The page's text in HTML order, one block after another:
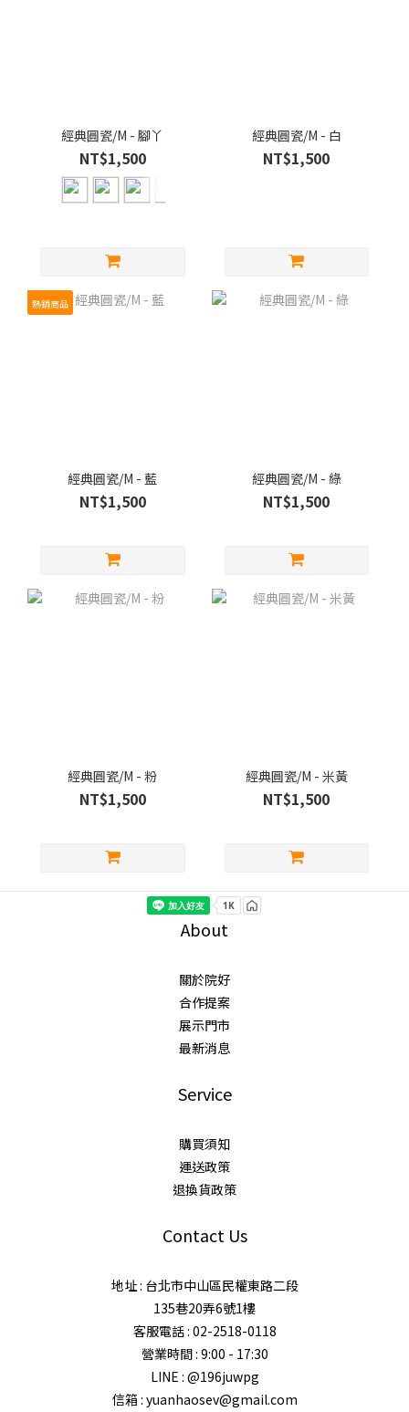
經典圓瓷/M - 腳丫
NT$1,500
經典圓瓷/M - 白
NT$1,500
熱銷商品
經典圓瓷/M - 藍
NT$1,500
經典圓瓷/M - 綠
NT$1,500
經典圓瓷/M - 粉
NT$1,500
經典圓瓷/M - 米黃
NT$1,500
About
關於院好
合作提案
展示門市
最新消息
Service
購買須知
運送政策
退換貨政策
Contact Us
地址 : 台北市中山區民權東路二段
135巷20弄6號1樓
客服電話 : 02-2518-0118
營業時間 : 9:00 - 17:30
LINE : @196juwpg
信箱 : yuanhaosev@gmail.com